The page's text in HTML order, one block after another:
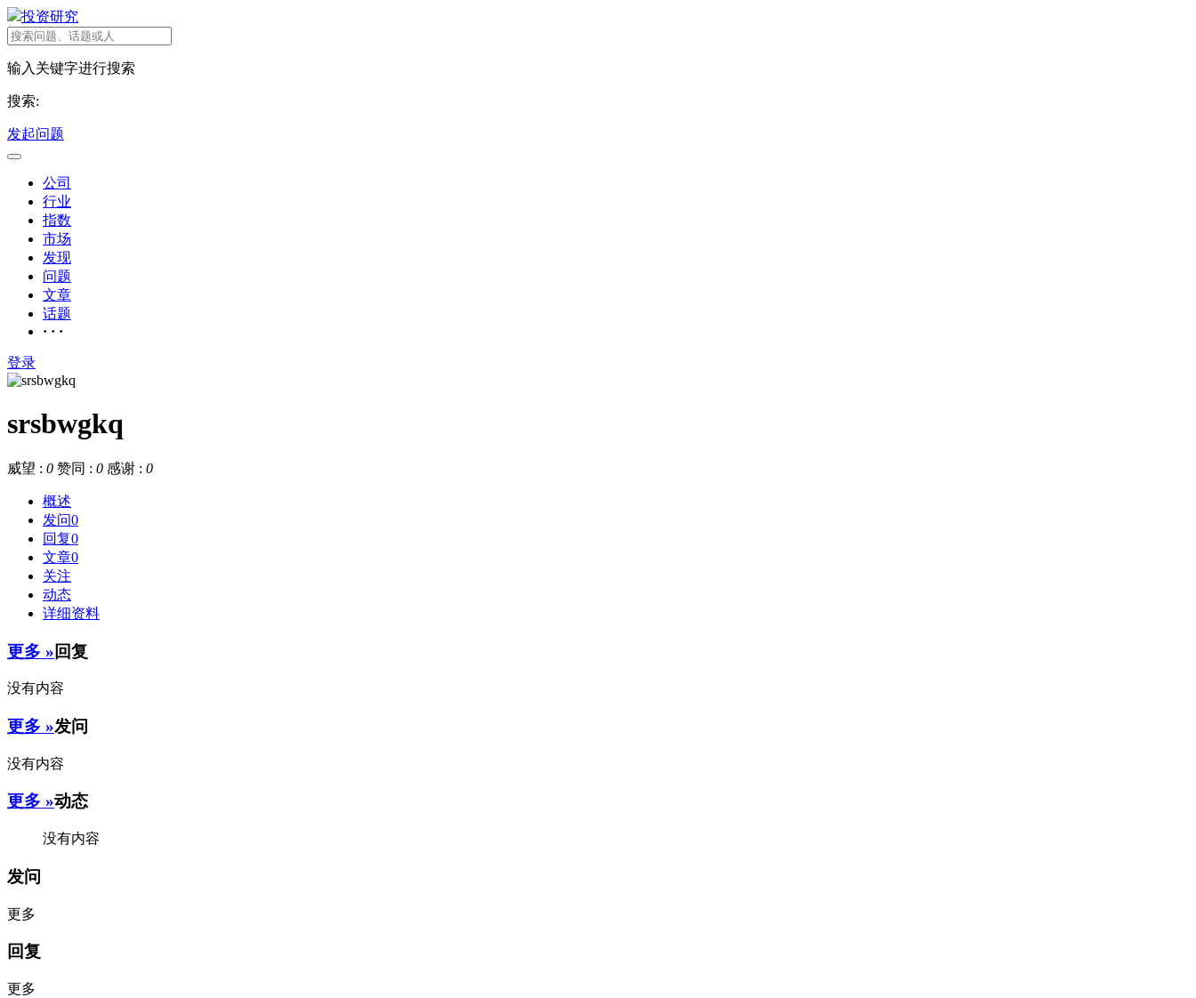
投资研究
输入关键字进行搜索
搜索:
发起问题
公司
行业
指数
市场
发现
问题
文章
话题
· · ·
登录
srsbwgkq
威望 : 0 赞同 : 0 感谢 : 0
概述
发问0
回复0
文章0
关注
动态
详细资料
更多 »回复
没有内容
更多 »发问
没有内容
更多 »动态
没有内容
发问
更多
回复
更多